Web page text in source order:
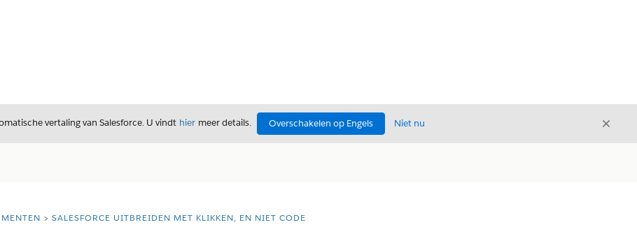
vertaling van Salesforce. U vindt hier meer details. Overschakelen op Engels Niet nu Sluiten
SALESFORCE UITBREIDEN MET KLIKKEN, EN NIET CODE